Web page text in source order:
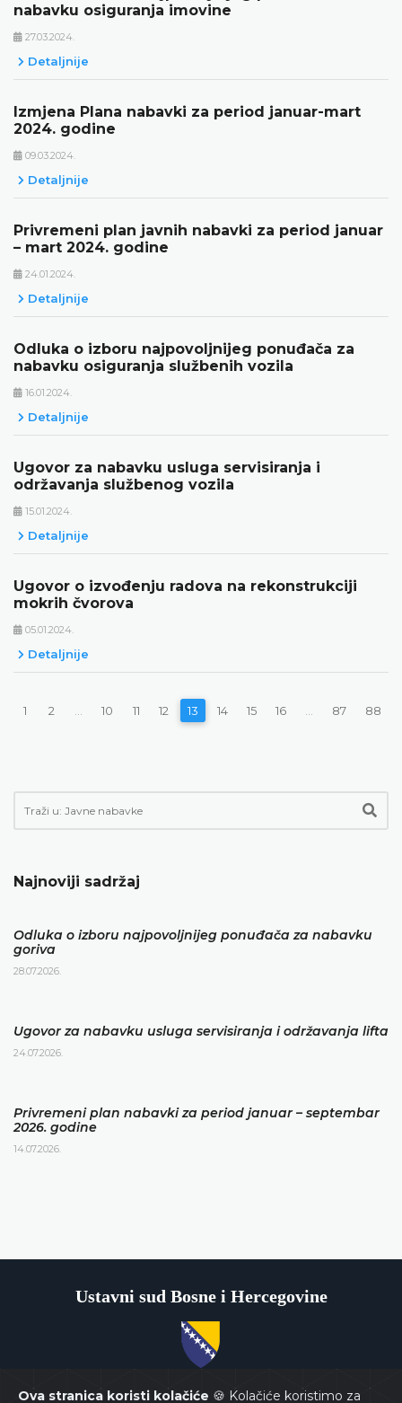
Ova stranica koristi kolačiće 🍪 Kolačiće koristimo za
nabavku osiguranja imovine
27.03.2024.
Detaljnije
Izmjena Plana nabavki za period januar-mart
2024. godine
09.03.2024.
Detaljnije
Privremeni plan javnih nabavki za period januar
– mart 2024. godine
24.01.2024.
Detaljnije
Odluka o izboru najpovoljnijeg ponuđača za
nabavku osiguranja službenih vozila
16.01.2024.
Detaljnije
Ugovor za nabavku usluga servisiranja i
održavanja službenog vozila
15.01.2024.
Detaljnije
Ugovor o izvođenju radova na rekonstrukciji
mokrih čvorova
05.01.2024.
Detaljnije
1 2 10 11 12 13 14 15 16 87 88
Najnoviji sadržaj
Odluka o izboru najpovoljnijeg ponuđača za nabavku
goriva
28.07.2026.
Ugovor za nabavku usluga servisiranja i održavanja lifta
24.07.2026.
Privremeni plan nabavki za period januar – septembar
2026. godine
14.07.2026.
Ustavni sud Bosne i Hercegovine